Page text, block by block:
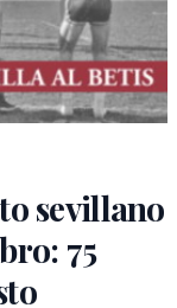
sevillano
75